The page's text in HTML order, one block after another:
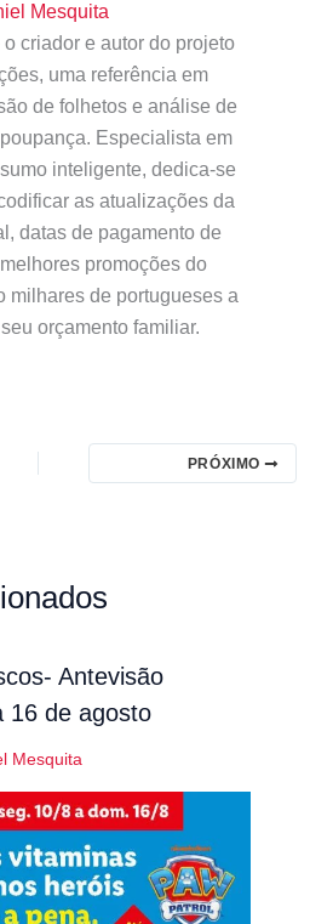
Mesquita
criador e autor do projeto
uma referência em
de folhetos e análise de
Especialista em
inteligente, dedica-se
as atualizações da
datas de pagamento de
promoções do
milhares de portugueses a
orçamento familiar.
PRÓXIMO
Antevisão
16 de agosto
Mesquita